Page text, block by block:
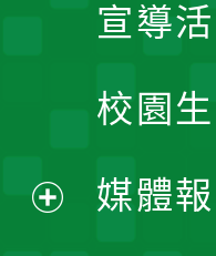
宣導
校園
媒體